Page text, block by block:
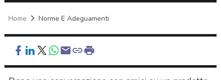
Home Norme E Adeguamenti